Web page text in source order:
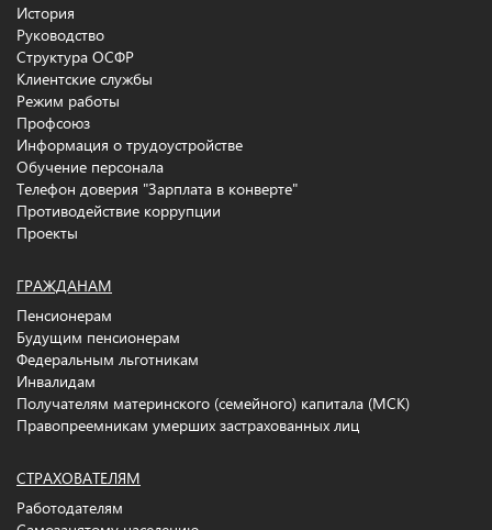
История
Руководство
Структура ОСФР
Клиентские службы
Режим работы
Профсоюз
Информация о трудоустройстве
Обучение персонала
Телефон доверия "Зарплата в конверте"
Противодействие коррупции
Проекты
ГРАЖДАНАМ
Пенсионерам
Будущим пенсионерам
Федеральным льготникам
Инвалидам
Получателям материнского (семейного) капитала (МСК)
Правопреемникам умерших застрахованных лиц
СТРАХОВАТЕЛЯМ
Работодателям